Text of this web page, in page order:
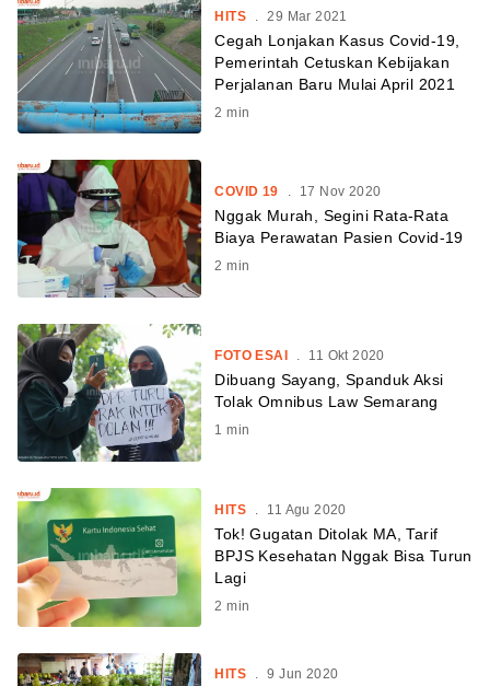
HITS . 29 Mar 2021
Cegah Lonjakan Kasus Covid-19,
Pemerintah Cetuskan Kebijakan
Perjalanan Baru Mulai April 2021
2 min
COVID 19 . 17 Nov 2020
Nggak Murah, Segini Rata-Rata
Biaya Perawatan Pasien Covid-19
2 min
FOTO ESAI . 11 Okt 2020
Dibuang Sayang, Spanduk Aksi
Tolak Omnibus Law Semarang
1 min
HITS 11 Agu 2020
Tok! Gugatan Ditolak MA, Tarif
BPJS Kesehatan Nggak Bisa Turun
Lagi
2 min
HITS 9 Jun 2020